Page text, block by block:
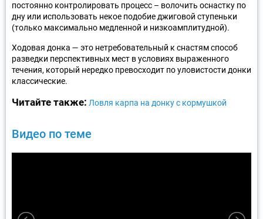
постоянно контролировать процесс – волочить оснастку по
дну или использовать некое подобие джиговой ступеньки
(только максимально медленной и низкоамплитудной).
Ходовая донка — это нетребовательный к снастям способ
разведки перспективных мест в условиях выраженного
течения, который нередко превосходит по уловистости донки
классические.
Читайте также: Ловля карпа на донку с кормушкой
Видео по теме